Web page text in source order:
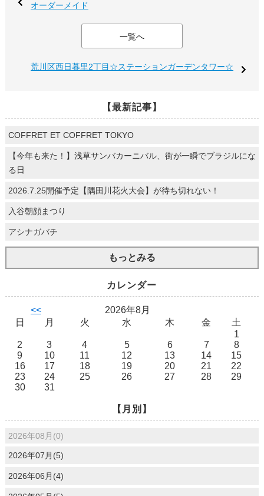
オーダーメイド
一覧へ
荒川区西日暮里2丁目☆ステーションガーデンタワー☆
【最新記事】
COFFRET ET COFFRET TOKYO
【今年も来た！】浅草サンバカーニバル、街が一瞬でブラジルにな
る日
2026.7.25開催予定【隅田川花火大会】が待ち切れない！
入谷朝顔まつり
アシナガバチ
もっとみる
カレンダー
<<
2026年8月
日
月 火 水 木 金
土
1
2
3 4 5 6 7
8
9
10 11 12 13 14
15
16
17 18 19 20 21
22
23
24 25 26 27 28
29
30
31
【月別】
2026年08月(0)
2026年07月(5)
2026年06月(4)